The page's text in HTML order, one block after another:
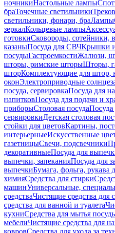
ночникиНастольные лампы
браТочечные светильники
светильники, фонари, браЛампы
зеркалКольцевые лампы
готовкиСковороды, сотейники,
казаныПосуда для СВЧКрышки и
посудыГастроемкостиЖалюзи,
шторы, римские шторыШторы,
шторКомплектующие для штор,
оконЭлектроприводные
посуда, сервировкаПосуда для
напитковПосуда для подачи и
приборыСтоловая посудаПосуда
сервировкиДетская столовая
стойки для цветовКартины,
интерьерныеИскусственные
газетницыСвечи, подсвечники
декоративныеПосуда для
выпечки, запеканияПосуда для
выпечкиБумага, фольга, рукава
химияСредства для стирки
машинУниверсальные,
средстваЧистящие средства для
средства для ванной и туалета
кухниСредства для мытья
мебелиЧистящие средства для
ковровСредства для ухода за